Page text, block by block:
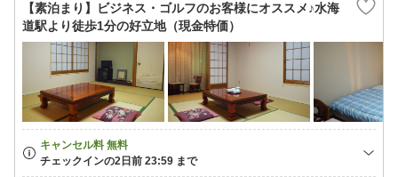
【素泊まり】ビジネス・ゴルフのお客様にオススメ♪水海
道駅より徒歩1分の好立地（現金特価）